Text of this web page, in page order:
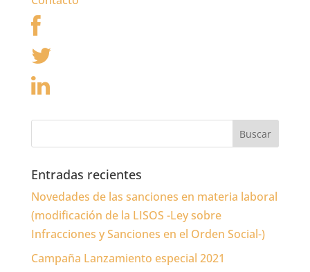
Entradas recientes
Novedades de las sanciones en materia laboral
(modificación de la LISOS -Ley sobre
Infracciones y Sanciones en el Orden Social-)
Campaña Lanzamiento especial 2021